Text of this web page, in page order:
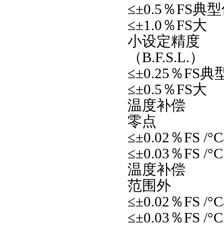
≤±0.5％FS典
≤±1.0％FS大
小设定精度
（B.F.S.L.）
≤±0.25％FS典
≤±0.5％FS大
温度补偿
零点
≤±0.02％FS /
≤±0.03％FS /
温度补偿
范围外
≤±0.02％FS /
≤±0.03％FS /